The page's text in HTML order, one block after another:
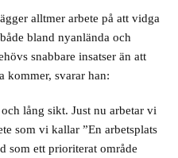
alltmer arbete på att vidga
bland nyanlända och
snabbare insatser än att
kommer, svarar han:
lång sikt. Just nu arbetar vi
som vi kallar ”En arbetsplats
som ett prioriterat område